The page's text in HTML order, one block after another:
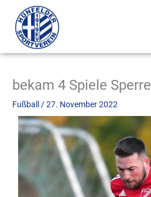
Inhalt
springen
bekam 4 Spiele Sperre
Fußball /27. November 2022